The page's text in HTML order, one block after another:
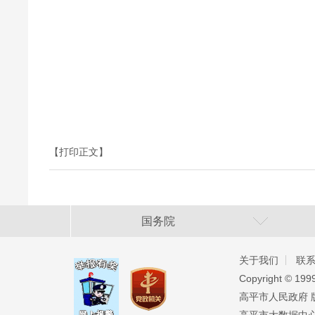
【打印正文】
国务院
关于我们
联
Copyright ©️
高平市人民政府